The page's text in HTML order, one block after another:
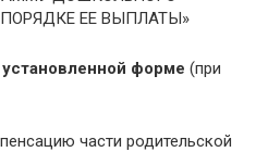
ЕЕ ВЫПЛАТЫ»
форме (при
части родительской